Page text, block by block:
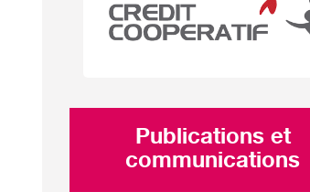
Publications et
communications